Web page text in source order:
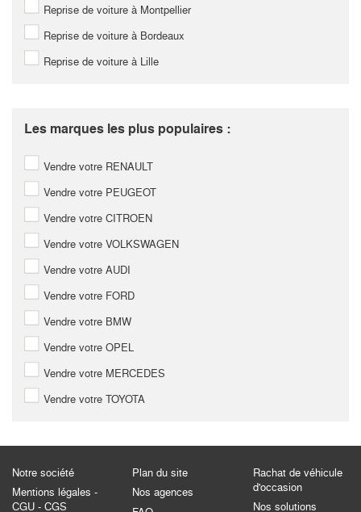
Reprise de voiture à Montpellier
Reprise de voiture à Bordeaux
Reprise de voiture à Lille
Les marques les plus populaires :
Vendre votre RENAULT
Vendre votre PEUGEOT
Vendre votre CITROEN
Vendre votre VOLKSWAGEN
Vendre votre AUDI
Vendre votre FORD
Vendre votre BMW
Vendre votre OPEL
Vendre votre MERCEDES
Vendre votre TOYOTA
Notre société
Mentions légales -
CGU - CGS
Plan du site
Nos agences
Rachat de véhicule
d'occasion
Nos solutions